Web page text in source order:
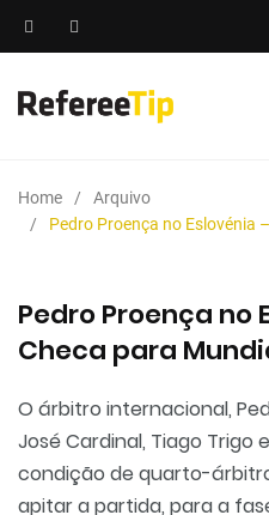
Home
Arquivo
Pedro Proença no Eslovénia
Pedro Proença no
Checa para
O árbitro internacional,
José Cardinal, Tiago Trigo
condição de quarto-
apitar a partida, para a